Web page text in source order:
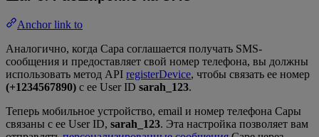
Anchor link to
Аналогично, когда Сара соглашается получать SMS-
сообщения и предоставляет свой номер телефона, вы должны
использовать метод API registerDevice, чтобы связать ее номер
(+1234567890) с ее User ID sarah_123.
Теперь мобильное устройство, email и номер телефона Сары
связаны с ее User ID, sarah_123. Эта настройка позволяет вам